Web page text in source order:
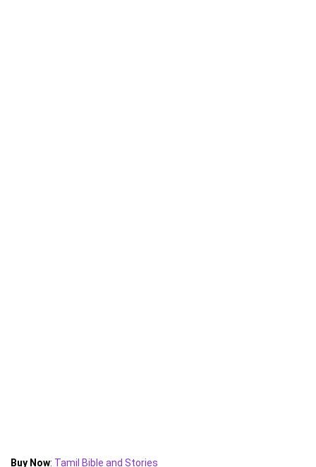
Buy Now: Tamil Bible and Stories